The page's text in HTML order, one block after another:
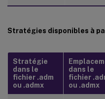
Stratégies disponibles à
Stratégie
dans le
fichier .adm
ou .admx
dans le
fichier
ou .admx